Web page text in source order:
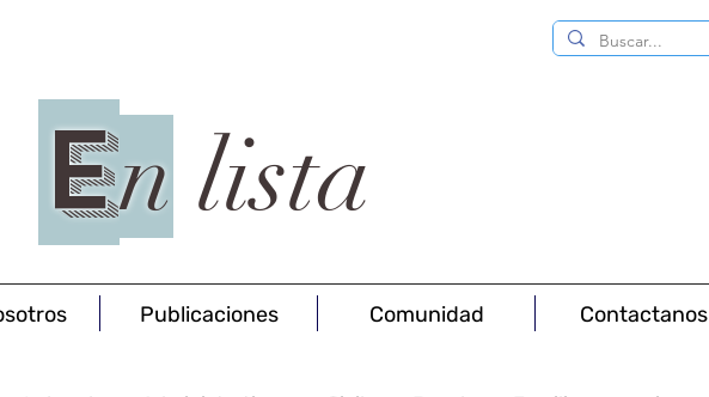
En lista
Publicaciones Comunidad Contactanos